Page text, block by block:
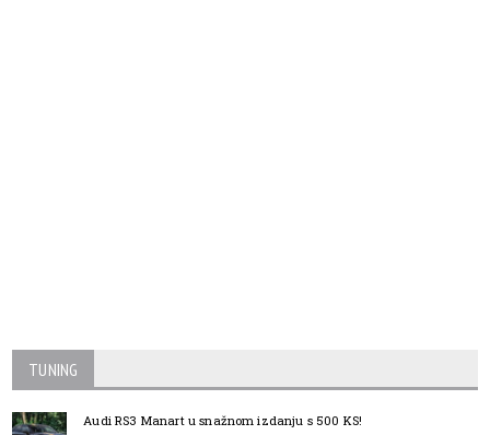
TUNING
Audi RS3 Manart u snažnom izdanju s 500 KS!